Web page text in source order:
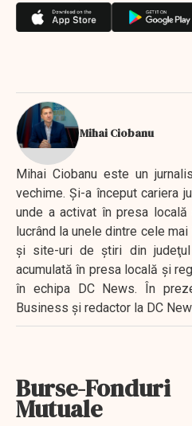
Mihai Ciobanu
Mihai Ciobanu este un
vechime. Şi-a început cariera
unde a activat în presa
lucrând la unele dintre cele
şi site-uri de ştiri din judeţul
acumulată în presa locală şi
în echipa DC News. În
Business şi redactor la DC
Burse-Fonduri
Mutuale